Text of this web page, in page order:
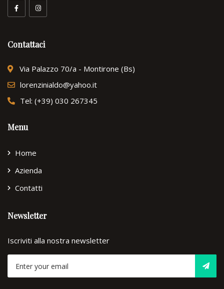
Contattaci
Via Palazzo 70/a - Montirone (Bs)
lorenzinialdo@yahoo.it
Tel: (+39) 030 267345
Menu
Home
Azienda
Contatti
Newsletter
Iscriviti alla nostra newsletter